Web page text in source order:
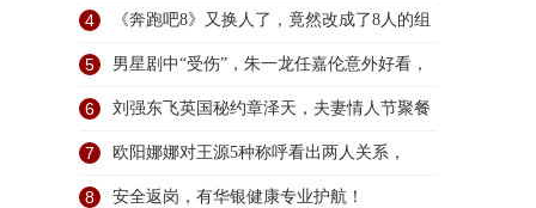
4 《奔跑吧8》又换人了，竟然改成了8人的组
5 男星剧中“受伤”，朱一龙任嘉伦意外好看，
6 刘强东飞英国秘约章泽天，夫妻情人节聚餐
过
7 欧阳娜娜对王源5种称呼看出两人关系，
《大
8 安全返岗，有华银健康专业护航！